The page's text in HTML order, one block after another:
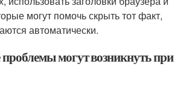
могут помочь скрыть тот факт,
автоматически.
могут возникнуть при